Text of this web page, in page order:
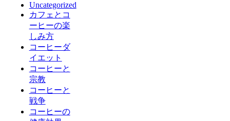
Uncategorized
カフェとコ
ーヒーの楽
しみ方
コーヒーダ
イエット
コーヒーと
宗教
コーヒーと
戦争
コーヒーの